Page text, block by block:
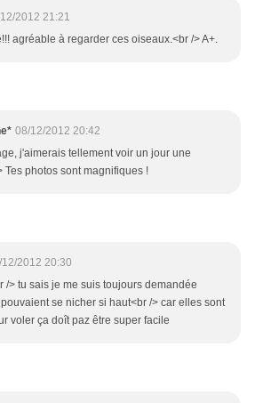
2012 21:21
agréable à regarder ces oiseaux.<br /> A+.
08/12/2012 20:42
j'aimerais tellement voir un jour une
Tes photos sont magnifiques !
2012 20:30
/> tu sais je me suis toujours demandée
se nicher si haut<br /> car elles sont
voler ça doît paz être super facile